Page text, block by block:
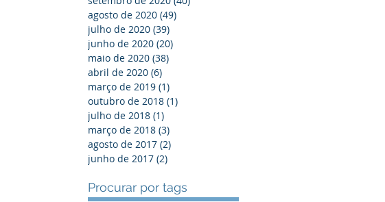
agosto de 2020 (49)
julho de 2020 (39)
junho de 2020 (20)
maio de 2020 (38)
abril de 2020 (6)
março de 2019 (1)
outubro de 2018 (1)
julho de 2018 (1)
março de 2018 (3)
agosto de 2017 (2)
junho de 2017 (2)
Procurar por tags